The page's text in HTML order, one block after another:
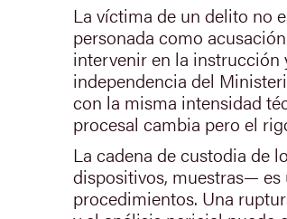
La víctima de un delito no
personada como
intervenir en la instrucción
independencia del
con la misma intensidad
procesal cambia pero el
La cadena de custodia de
dispositivos, muestras—
procedimientos. Una